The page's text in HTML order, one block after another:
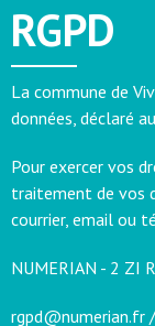
RGPD
La commune de
données, déclaré
Pour exercer vos
traitement de vos
courrier, email ou
NUMERIAN - 2 ZI
rgpd@numerian.fr